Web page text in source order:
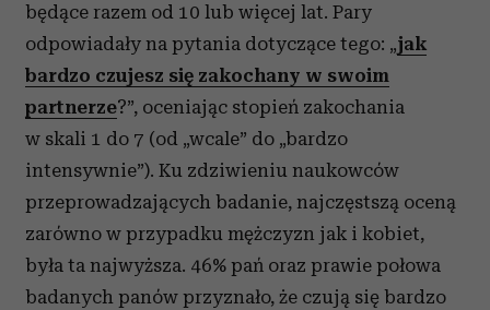
będące razem od 10 lub więcej lat. Pary
odpowiadały na pytania dotyczące tego: „jak
bardzo czujesz się zakochany w swoim
partnerze?”, oceniając stopień zakochania
w skali 1 do 7 (od „wcale” do „bardzo
intensywnie”). Ku zdziwieniu naukowców
przeprowadzających badanie, najczęstszą oceną
zarówno w przypadku mężczyzn jak i kobiet,
była ta najwyższa. 46% pań oraz prawie połowa
badanych panów przyznało, że czują się bardzo